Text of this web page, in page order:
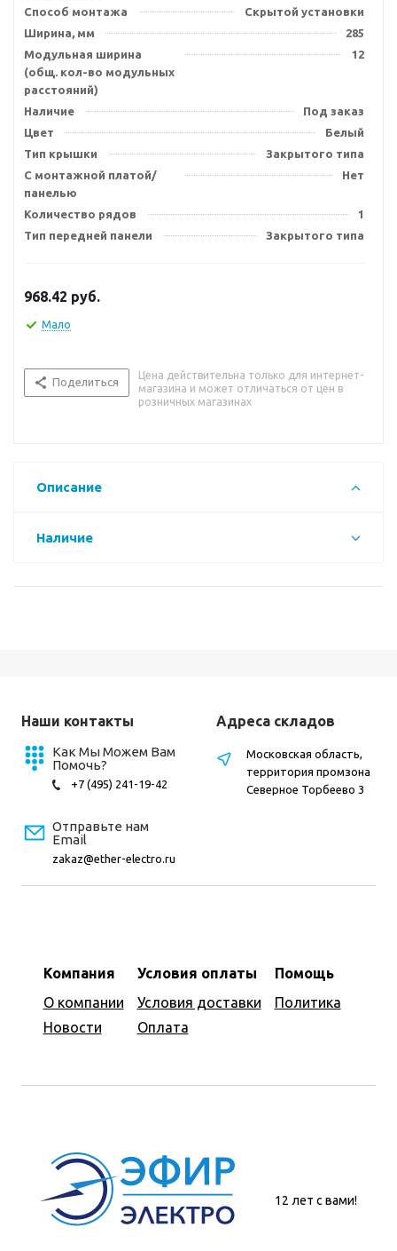
Способ монтажа
Скрытой установки
Ширина, мм
285
Модульная ширина
(общ. кол-во модульных
расстояний)
12
Наличие
Под заказ
Цвет
Белый
Тип крышки
Закрытого типа
С монтажной платой/
панелью
Нет
Количество рядов
1
Тип передней панели
Закрытого типа
968.42 руб.
Мало
Поделиться
Цена действительна только для интернет-
магазина и может отличаться от цен в
розничных магазинах
Описание
Наличие
Наши контакты
Как Мы Можем Вам
Помочь?
+7 (495) 241-19-42
Отправьте нам
Email
zakaz@ether-electro.ru
Компания
О компании
Новости
Условия оплаты
Условия доставки
Оплата
Помощь
Политика
Адреса складов
Московская область,
территория промзона
Северное Торбеево 3
12 лет с вами!